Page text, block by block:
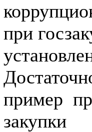
при
пример
закупки